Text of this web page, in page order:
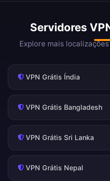
Servidores
Explore mais
VPN Grátis Índia
VPN Grátis Bangladesh
VPN Grátis Sri Lanka
VPN Grátis Nepal